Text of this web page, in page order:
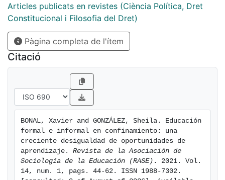
con mejores medios que otras. De igual forma, el
capital socioeconómico y cultural de las familias
explica que la clase media pudiera mantener
estándares más altos de calidad educativa, mientras
que aquellas familias socialmente desfavorecidas
mostraban una menor exposición a las oportunidades
de aprendizaje, tanto en tiempo como en experiencias
(tareas escolares y actividades extracurriculares). En
la parte final del artículo, destacamos la importancia
del papel de la escuela para garantizar oportunidades
de aprendizaje para los niños de bajos niveles
socioeconómicos y discutimos algunas de las
implicaciones políticas de nuestros resultados.
Articles publicats en revistes (Ciència Política, Dret
Constitucional i Filosofia del Dret)
Pàgina completa de l'ítem
Citació
BONAL, Xavier and GONZÁLEZ, Sheila. Educación
formal e informal en confinamiento: una
creciente desigualdad de oportunidades de
aprendizaje. Revista de la Asociación de
Sociología de la Educación (RASE) . 2021. Vol.
14, num. 1, pags. 44-62. ISSN 1988-7302.